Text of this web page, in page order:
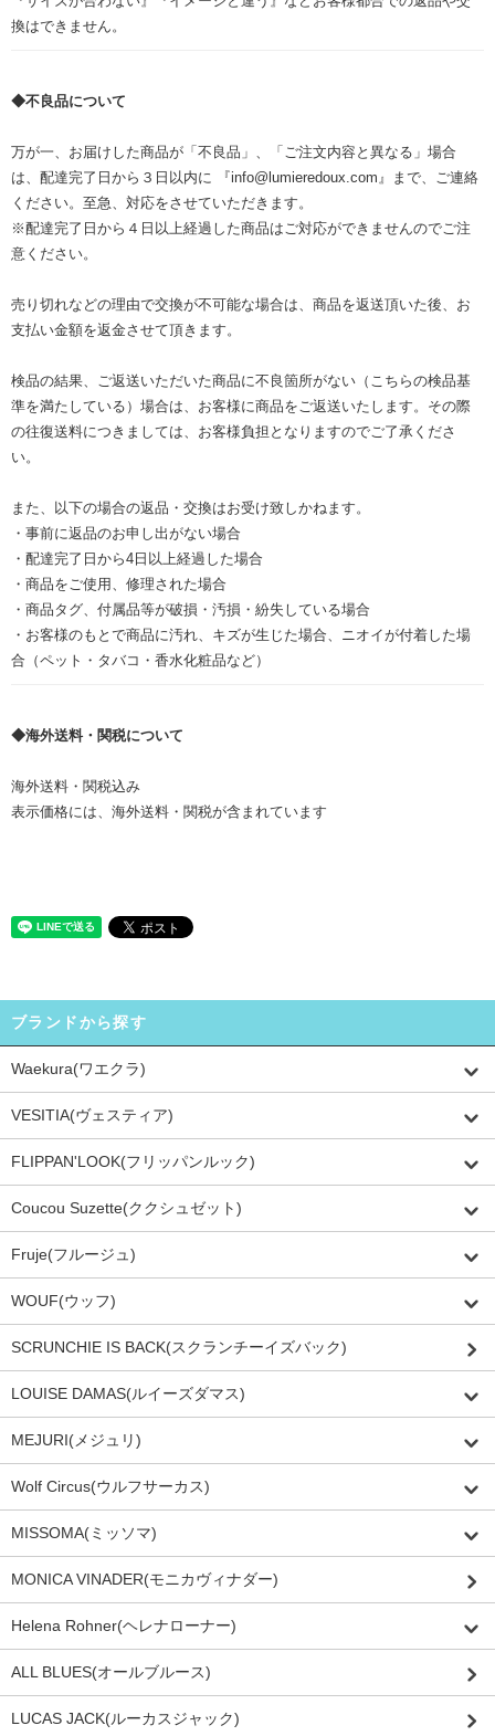
換はできません。
◆不良品について
万が一、お届けした商品が「不良品」、「ご注文内容と異なる」場合
は、配達完了日から３日以内に 『info@lumieredoux.com』まで、ご連絡
ください。至急、対応をさせていただきます。
※配達完了日から４日以上経過した商品はご対応ができませんのでご注
意ください。
売り切れなどの理由で交換が不可能な場合は、商品を返送頂いた後、お
支払い金額を返金させて頂きます。
検品の結果、ご返送いただいた商品に不良箇所がない（こちらの検品基
準を満たしている）場合は、お客様に商品をご返送いたします。その際
の往復送料につきましては、お客様負担となりますのでご了承くださ
い。
また、以下の場合の返品・交換はお受け致しかねます。
・事前に返品のお申し出がない場合
・配達完了日から4日以上経過した場合
・商品をご使用、修理された場合
・商品タグ、付属品等が破損・汚損・紛失している場合
・お客様のもとで商品に汚れ、キズが生じた場合、ニオイが付着した場
合（ペット・タバコ・香水化粧品など）
◆海外送料・関税について
海外送料・関税込み
表示価格には、海外送料・関税が含まれています
ブランドから探す
Waekura(ワエクラ)
VESITIA(ヴェスティア)
FLIPPAN'LOOK(フリッパンルック)
Coucou Suzette(ククシュゼット)
Fruje(フルージュ)
WOUF(ウッフ)
SCRUNCHIE IS BACK(スクランチーイズバック)
LOUISE DAMAS(ルイーズダマス)
MEJURI(メジュリ)
Wolf Circus(ウルフサーカス)
MISSOMA(ミッソマ)
MONICA VINADER(モニカヴィナダー)
Helena Rohner(ヘレナローナー)
ALL BLUES(オールブルース)
LUCAS JACK(ルーカスジャック)